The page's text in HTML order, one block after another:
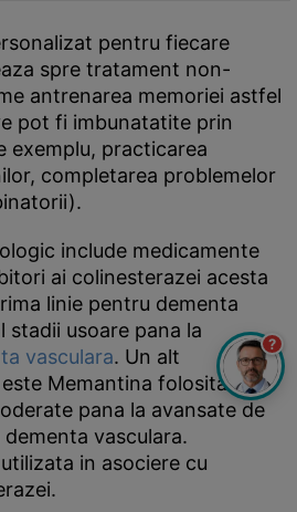
pentru fiecare
spre tratament non-
antrenarea memoriei astfel
pot fi imbunatatite prin
exemplu, practicarea
completarea problemelor
include medicamente
ai colinesterazei acesta
linie pentru dementa
stadii usoare pana la
vasculara. Un alt
Memantina folosita in
pana la avansate de
vasculara.
in asociere cu
?